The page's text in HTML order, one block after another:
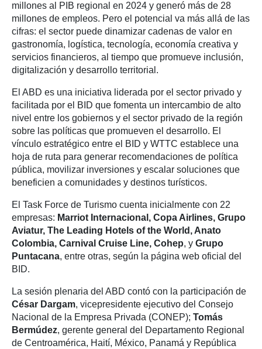
millones al PIB regional en 2024 y generó más de 28
millones de empleos. Pero el potencial va más allá de las
cifras: el sector puede dinamizar cadenas de valor en
gastronomía, logística, tecnología, economía creativa y
servicios financieros, al tiempo que promueve inclusión,
digitalización y desarrollo territorial.
El ABD es una iniciativa liderada por el sector privado y
facilitada por el BID que fomenta un intercambio de alto
nivel entre los gobiernos y el sector privado de la región
sobre las políticas que promueven el desarrollo. El
vínculo estratégico entre el BID y WTTC establece una
hoja de ruta para generar recomendaciones de política
pública, movilizar inversiones y escalar soluciones que
beneficien a comunidades y destinos turísticos.
El Task Force de Turismo cuenta inicialmente con 22
empresas: Marriot Internacional, Copa Airlines, Grupo
Aviatur, The Leading Hotels of the World, Anato
Colombia, Carnival Cruise Line, Cohep, y Grupo
Puntacana, entre otras, según la página web oficial del
BID.
La sesión plenaria del ABD contó con la participación de
César Dargam, vicepresidente ejecutivo del Consejo
Nacional de la Empresa Privada (CONEP); Tomás
Bermúdez, gerente general del Departamento Regional
de Centroamérica, Haití, México, Panamá y República